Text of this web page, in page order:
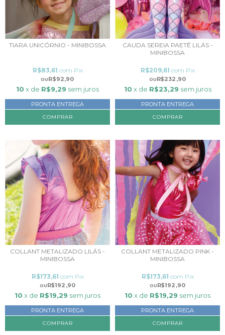
TIARA UNICÓRNIO - MINIBOSSA
R$92,90
R$83,61 com Pix
10 x de R$9,29 sem juros
PRONTA ENTREGA
CAUDA SEREIA PAETÊ LILÁS -
MINIBOSSA
R$232,90
R$209,61 com Pix
10 x de R$23,29 sem juros
PRONTA ENTREGA
COMPRAR
COLLANT METALIZADO LILÁS -
MINIBOSSA
R$192,90
R$173,61 com Pix
10 x de R$19,29 sem juros
PRONTA ENTREGA
COMPRAR
COLLANT METALIZADO PINK -
MINIBOSSA
R$192,90
R$173,61 com Pix
10 x de R$19,29 sem juros
PRONTA ENTREGA
COMPRAR